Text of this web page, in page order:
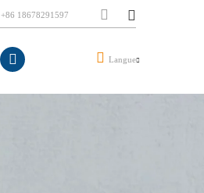
+86 18678291597
Langue